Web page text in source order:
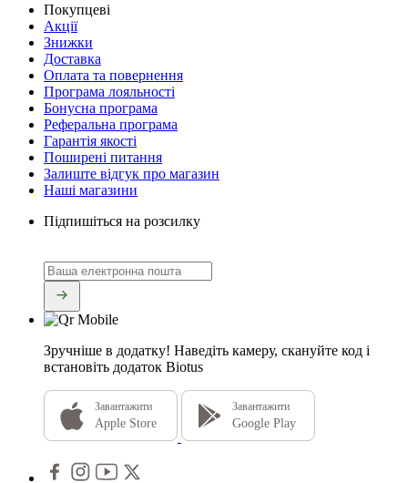
Покупцеві
Акції
Знижки
Доставка
Оплата та повернення
Програма лояльності
Бонусна програма
Реферальна програма
Гарантія якості
Поширені питання
Залиште відгук про магазин
Наші магазини
Підпишіться на розсилку
Зручніше в додатку! Наведіть камеру, скануйте код і
встановіть додаток Biotus
Завантажити
Apple Store
Завантажити
Google Play